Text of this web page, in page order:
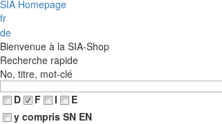
SIA Homepage
fr
de
Bienvenue à la SIA-Shop
Recherche rapide
No, titre, mot-clé
D
F I
E
y compris SN EN